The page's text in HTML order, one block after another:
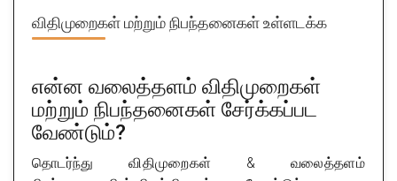
விதிமுறைகள் மற்றும் நிபந்தனைகள் உள்ளடக்க
என்ன வலைத்தளம் விதிமுறைகள்
மற்றும் நிபந்தனைகள் சேர்க்கப்பட
வேண்டும்?
தொடர்ந்து விதிமுறைகள் & வலைத்தளம்